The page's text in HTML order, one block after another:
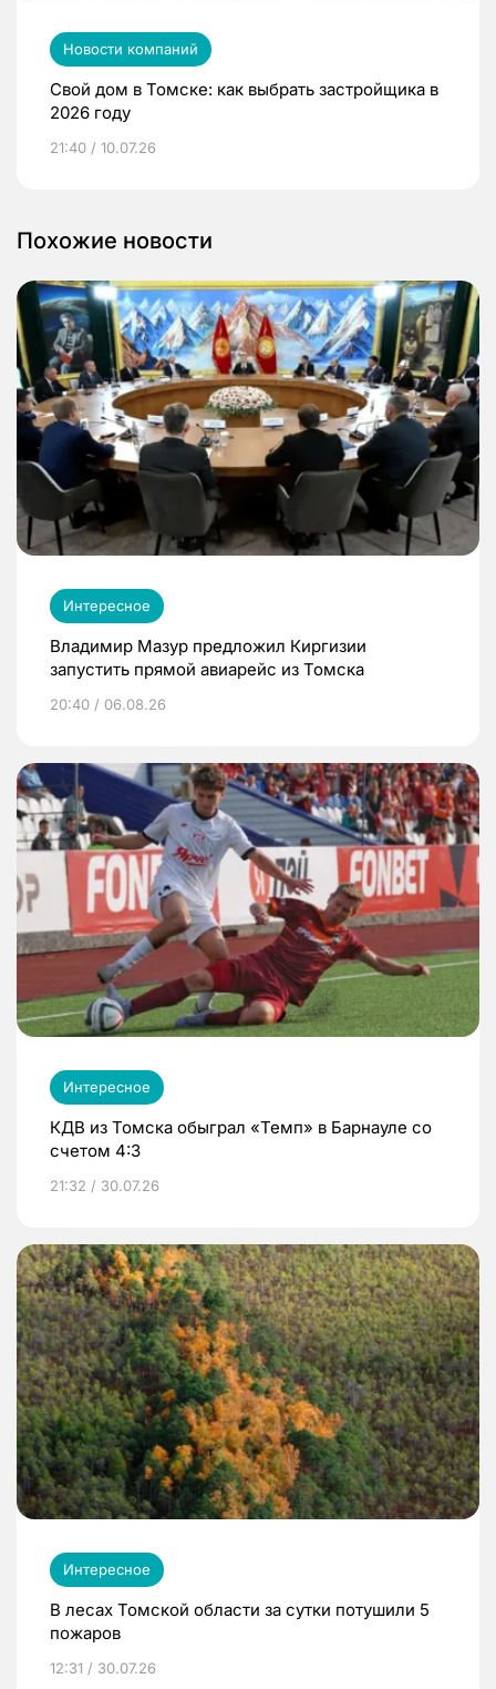
Новости компаний
Свой дом в Томске: как выбрать застройщика в
2026 году
21:40 / 10.07.26
Похожие новости
Интересное
Владимир Мазур предложил Киргизии
запустить прямой авиарейс из Томска
20:40 / 06.08.26
Интересное
КДВ из Томска обыграл «Темп» в Барнауле со
счетом 4:3
21:32 / 30.07.26
Интересное
В лесах Томской области за сутки потушили 5
пожаров
12:31 / 30.07.26